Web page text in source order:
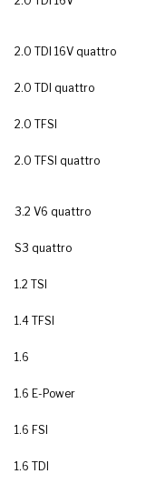
2.0 TDI 16V quattro
2.0 TDI quattro
2.0 TFSI
2.0 TFSI quattro
3.2 V6 quattro
S3 quattro
1.2 TSI
1.4 TFSI
1.6
1.6 E-Power
1.6 FSI
1.6 TDI